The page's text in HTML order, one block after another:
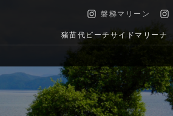
磐梯マリーン
猪苗代ビーチサイドマリーナ